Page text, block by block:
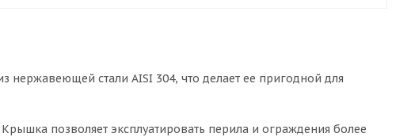
нержавеющей стали AISI 304, что делает ее пригодной для
позволяет эксплуатировать перила и ограждения более